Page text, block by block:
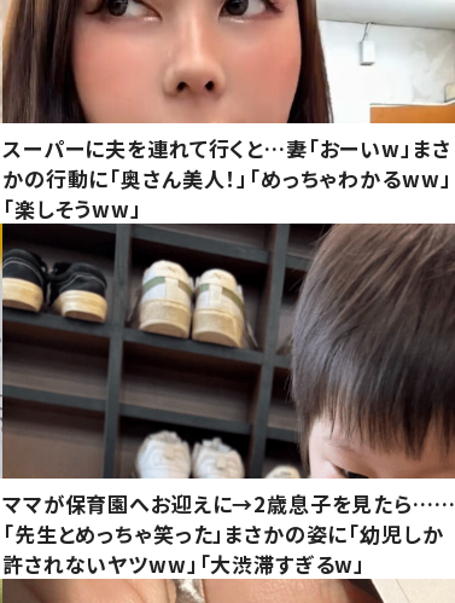
スーパーに夫を連れて行くと…妻「おーいw」まさ
かの行動に「奥さん美人！」「めっちゃわかるww」
「楽しそうww」
ママが保育園へお迎えに→2歳息子を見たら……
「先生とめっちゃ笑った」まさかの姿に「幼児しか
許されないヤツww」「大渋滞すぎるw」